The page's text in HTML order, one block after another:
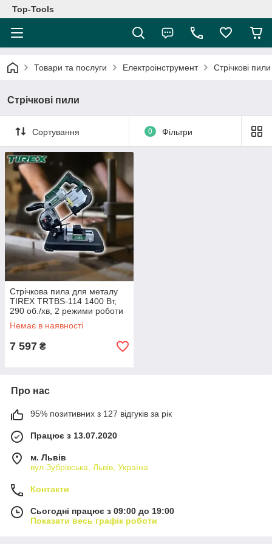
Top-Tools
Товари та послуги Електроінструмент Стрічкові пили
Стрічкові пили
Сортування 0 Фільтри
Стрічкова пила для металу
TIREX TRTBS-114 1400 Вт,
290 об./хв, 2 режими роботи
Немає в наявності
7 597 ₴
Про нас
95% позитивних з 127 відгуків за рік
Працює з 13.07.2020
м. Львів
вул Зубрівська, Львів, Україна
Контакти
Сьогодні працює з 09:00 до 19:00
Показати весь графік роботи